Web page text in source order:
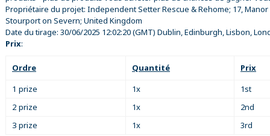
Propriétaire du projet: Independent Setter Rescue & Rehome; 17, Manor
Stourport on Severn; United Kingdom
Date du tirage: 30/06/2025 12:02:20(GMT) Dublin, Edinburgh, Lisbon,
Prix:
Ordre Quantité
Prix
1 prize
1x
1st
2 prize
1x
2nd
3 prize
1x 3rd